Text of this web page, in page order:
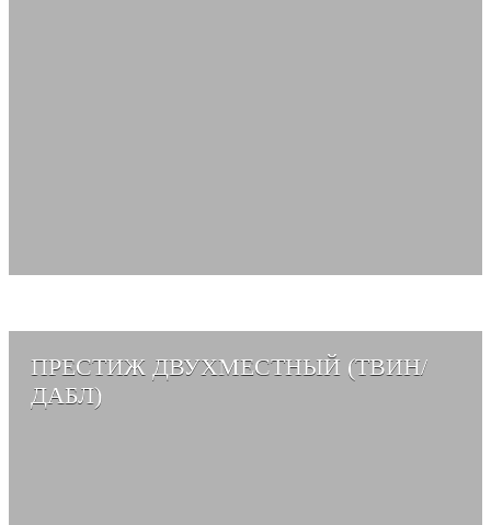
СМОТРЕТЬ АЛЬБОМ →
ПРЕСТИЖ ДВУХМЕСТНЫЙ (ТВИН/
ДАБЛ)